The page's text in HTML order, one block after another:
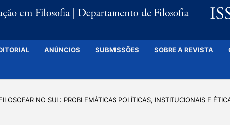
ANÚNCIOS SUBMISSÕES SOBRE A REVISTA
NO SUL: PROBLEMÁTICAS POLÍTICAS, INSTITUCIONAIS E